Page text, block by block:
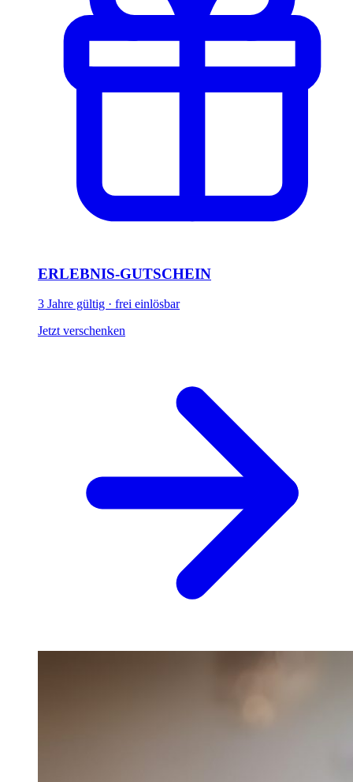
ERLEBNIS-GUTSCHEIN
3 Jahre gültig · frei einlösbar
Jetzt verschenken